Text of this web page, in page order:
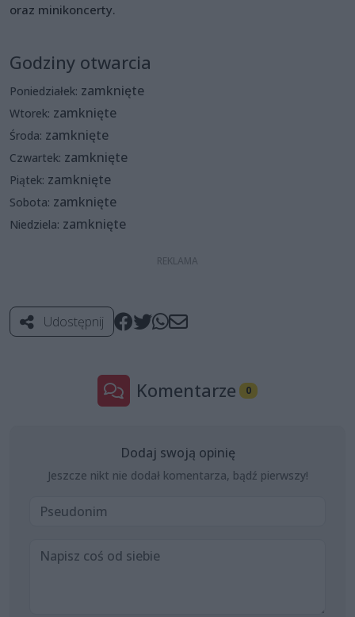
oraz minikoncerty.
Godziny otwarcia
Poniedziałek: zamknięte
Wtorek: zamknięte
Środa: zamknięte
Czwartek: zamknięte
Piątek: zamknięte
Sobota: zamknięte
Niedziela: zamknięte
Udostępnij
Komentarze 0
Dodaj swoją opinię
Jeszcze nikt nie dodał komentarza, bądź pierwszy!